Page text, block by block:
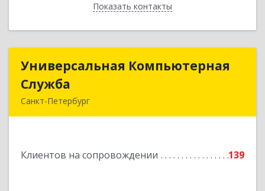
Показать контакты
Назад
Универсальная Компьютерная
Служба
Санкт-Петербург
Клиентов на сопровождении 139
Универсальная Компьютерная
Подробнее